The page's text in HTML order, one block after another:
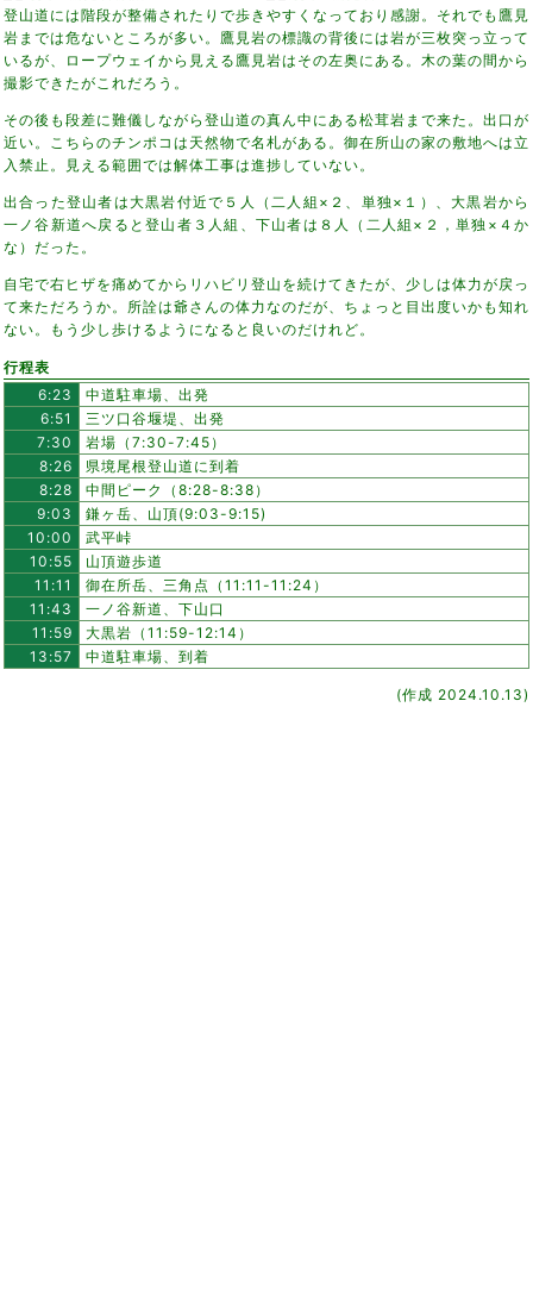
登山道には階段が整備されたりで歩きやすくなっており感謝。それでも鷹見
岩までは危ないところが多い。鷹見岩の標識の背後には岩が三枚突っ立って
いるが、ロープウェイから見える鷹見岩はその左奥にある。木の葉の間から
撮影できたがこれだろう。
その後も段差に難儀しながら登山道の真ん中にある松茸岩まで来た。出口が
近い。こちらのチンポコは天然物で名札がある。御在所山の家の敷地へは立
入禁止。見える範囲では解体工事は進捗していない。
出合った登山者は大黒岩付近で５人（二人組×２、単独×１）、大黒岩から
一ノ谷新道へ戻ると登山者３人組、下山者は８人（二人組×２，単独×４か
な）だった。
自宅で右ヒザを痛めてからリハビリ登山を続けてきたが、少しは体力が戻っ
て来ただろうか。所詮は爺さんの体力なのだが、ちょっと目出度いかも知れ
ない。もう少し歩けるようになると良いのだけれど。
行程表
6:23
中道駐車場、出発
6:51
三ツ口谷堰堤、出発
7:30
岩場（7:30-7:45）
8:26
県境尾根登山道に到着
8:28
中間ピーク（8:28-8:38）
9:03
鎌ヶ岳、山頂(9:03-9:15)
10:00
武平峠
10:55
山頂遊歩道
11:11
御在所岳、三角点（11:11-11:24）
11:43
一ノ谷新道、下山口
11:59
大黒岩（11:59-12:14）
13:57
中道駐車場、到着
(作成 2024.10.13)